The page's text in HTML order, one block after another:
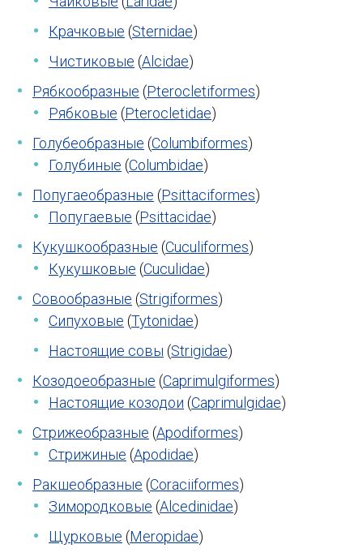
Крачковые (Sternidae)
Чистиковые (Alcidae)
Рябкообразные (Pterocletiformes)
Рябковые (Pterocletidae)
Голубеобразные (Columbiformes)
Голубиные (Columbidae)
Попугаеобразные (Psittaciformes)
Попугаевые (Psittacidae)
Кукушкообразные (Cuculiformes)
Кукушковые (Cuculidae)
Совообразные (Strigiformes)
Сипуховые (Tytonidae)
Настоящие совы (Strigidae)
Козодоеобразные (Caprimulgiformes)
Настоящие козодои (Caprimulgidae)
Стрижеобразные (Apodiformes)
Стрижиные (Apodidae)
Ракшеобразные (Coraciiformes)
Зимородковые (Alcedinidae)
Щурковые (Meropidae)